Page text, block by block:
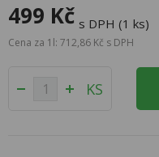
499 Kč s DPH (1 ks)
Cena za 1l: 712,86 Kč s DPH
KS